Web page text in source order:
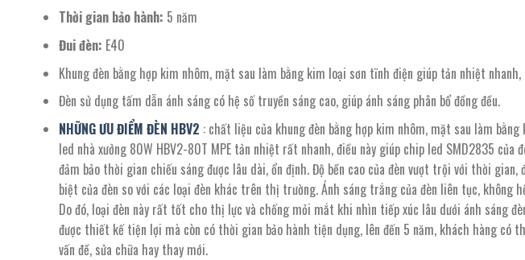
Thời gian bảo hành: 5 năm
Đui đèn: E40
Khung đèn bằng hợp kim nhôm, mặt sau làm bằng kim loại sơn tĩnh điện giúp tản nhiệt
Đèn sử dụng tấm dẫn ánh sáng có hệ số truyền sáng cao, giúp ánh sáng phân bổ đồng đều.
NHỮNG ƯU ĐIỂM ĐÈN HBV2 : chất liệu của khung đèn bằng hợp kim nhôm, mặt sau làm
led nhà xưởng 80W HBV2-80T MPE tản nhiệt rất nhanh, điều này giúp chip led SMD2835
đảm bảo thời gian chiếu sáng được lâu dài, ổn định. Độ bền cao của đèn vượt trội với thời
biệt của đèn so với các loại đèn khác trên thị trường. Ánh sáng trắng của đèn liên tục, không
Do đó, loại đèn này rất tốt cho thị lực và chống mỏi mắt khi nhìn tiếp xúc lâu dưới ánh sáng
được thiết kế tiện lợi mà còn có thời gian bảo hành tiện dụng, lên đến 5 năm, khách hàng có
vấn đề, sửa chữa hay thay mới.